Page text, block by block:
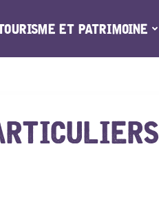
ET PATRIMOINE